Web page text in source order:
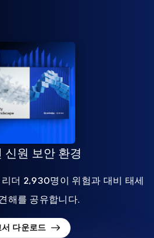
신원 보안 환경
더 2,930명이 위험과 대비 태세
해를 공유합니다.
서 다운로드